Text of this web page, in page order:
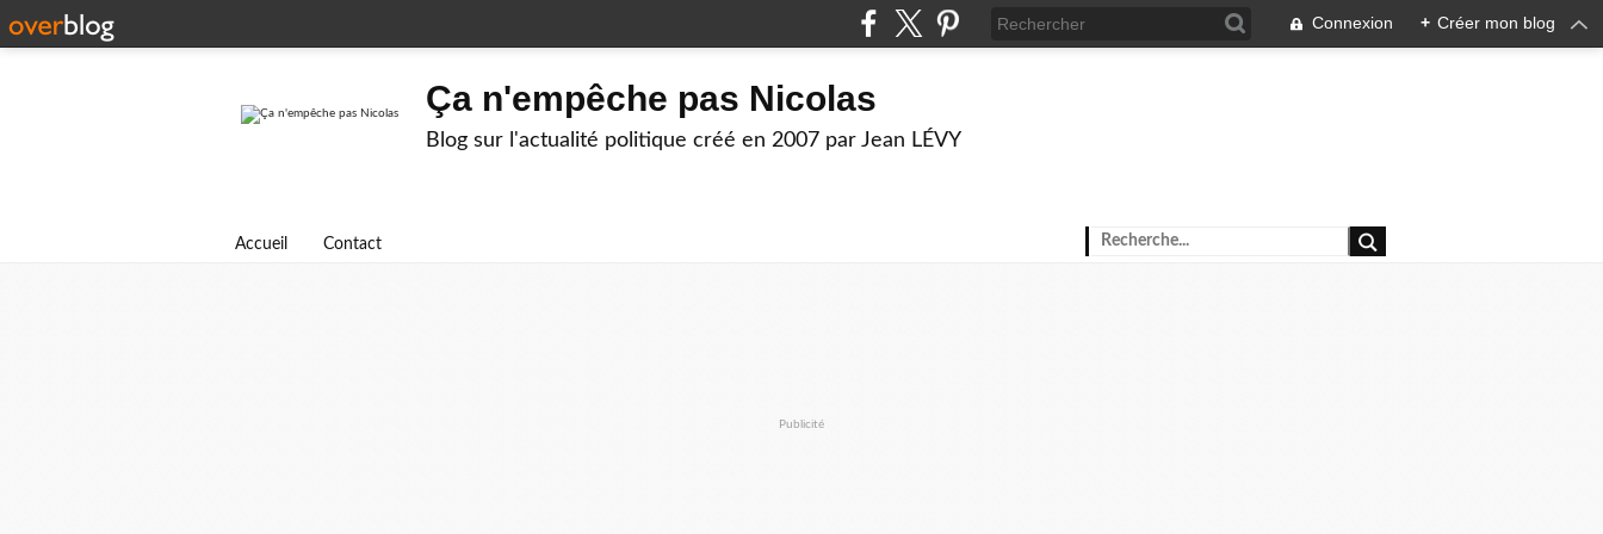
Connexion + Créer mon blog
Ça n'empêche pas Nicolas
Blog sur l'actualité politique créé en 2007 par Jean LÉVY
Accueil Contact
Publicité